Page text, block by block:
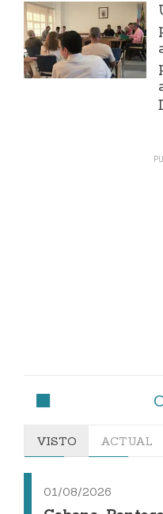
VISTO ACTUAL
01/08/2026